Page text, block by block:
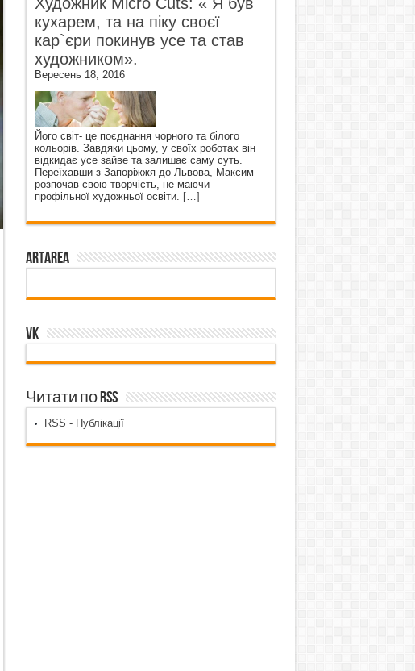
кухарем, та на піку своєї
кар`єри покинув усе та став
художником».
Вересень 18, 2016
Його світ- це поєднання чорного та білого
кольорів. Завдяки цьому, у своїх роботах він
відкидає усе зайве та залишає саму суть.
Переїхавши з Запоріжжя до Львова, Максим
розпочав свою творчість, не маючи
профільної художньої освіти. […]
ArtArea
VK
Читати по RSS
RSS - Публікації